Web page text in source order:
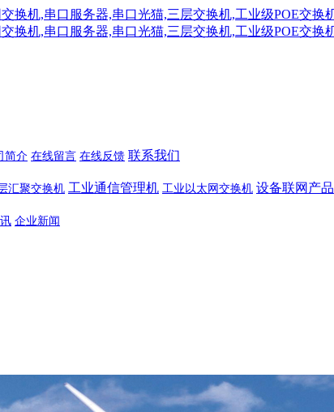
简介 在线留言 在线反馈 联系我们
汇聚交换机 工业通信管理机 工业以太网交换机 设备联网产品
企业新闻